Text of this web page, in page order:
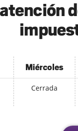
Miércoles
Cerrada